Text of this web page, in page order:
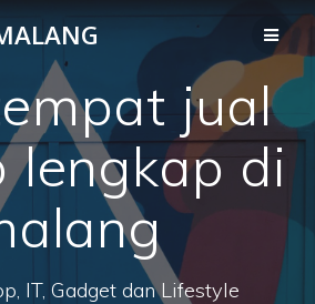
to
content
jual
lengkap di
IT, Gadget dan Lifestyle